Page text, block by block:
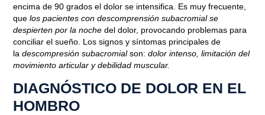
Junio 17, 2020
encima de 90 grados el dolor se intensifica. Es muy frecuente,
que los pacientes con descomprensión subacromial se
despierten por la noche del dolor, provocando problemas para
conciliar el sueño. Los signos y síntomas principales de
ladescompresión subacromialson:dolor intenso, limitación del
movimiento articular y debilidad muscular.
DIAGNÓSTICO DE DOLOR EN EL
HOMBRO